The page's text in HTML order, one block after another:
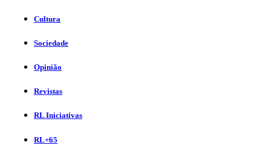
Cultura
Sociedade
Opinião
Revistas
RL Iniciativas
RL+65